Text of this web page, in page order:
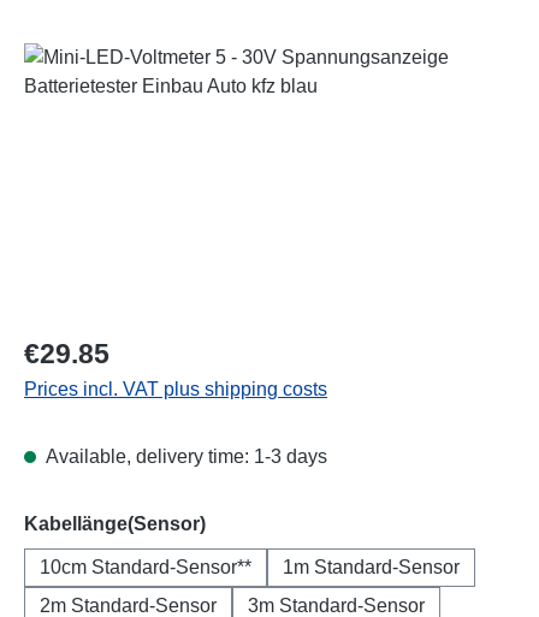
Skip image gallery
Regular price:
€29.85
Prices incl. VAT plus shipping costs
Available, delivery time: 1-3 days
Select
Kabellänge(Sensor)
10cm Standard-Sensor**
1m Standard-Sensor
2m Standard-Sensor
3m Standard-Sensor